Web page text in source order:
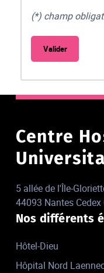
(*) champ
Centre
5 allée de l'Île-
44093 Nantes Cedex
Nos différents
Hôtel-Dieu
Hôpital Nord